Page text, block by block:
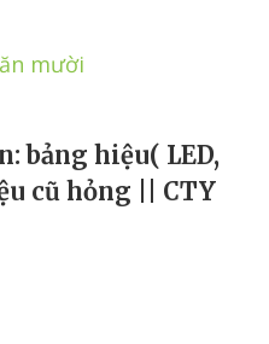
mười
bảng hiệu( LED,
cũ hỏng || CTY